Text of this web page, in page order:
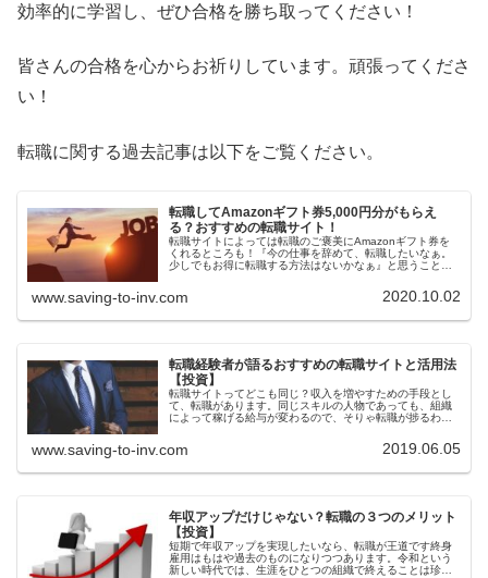
効率的に学習し、ぜひ合格を勝ち取ってください！
皆さんの合格を心からお祈りしています。頑張ってくださ
い！
転職に関する過去記事は以下をご覧ください。
転職してAmazonギフト券5,000円分がもらえ
る？おすすめの転職サイト！
転職サイトによっては転職のご褒美にAmazonギフト券を
くれるところも！『今の仕事を辞めて、転職したいなぁ。
少しでもお得に転職する方法はないかなぁ』と思うことは
www.saving-to-inv.com 2020.10.02
転職経験者が語るおすすめの転職サイトと活用法
【投資】
転職サイトってどこも同じ？収入を増やすための手段とし
て、転職があります。同じスキルの人物であっても、組織
によって稼げる給与が変わるので、そりゃ転職が捗るわけ
www.saving-to-inv.com 2019.06.05
年収アップだけじゃない？転職の３つのメリット
【投資】
短期で年収アップを実現したいなら、転職が王道です終身
雇用はもはや過去のものになりつつあります。令和という
新しい時代では、生涯をひとつの組織で終えることは珍し